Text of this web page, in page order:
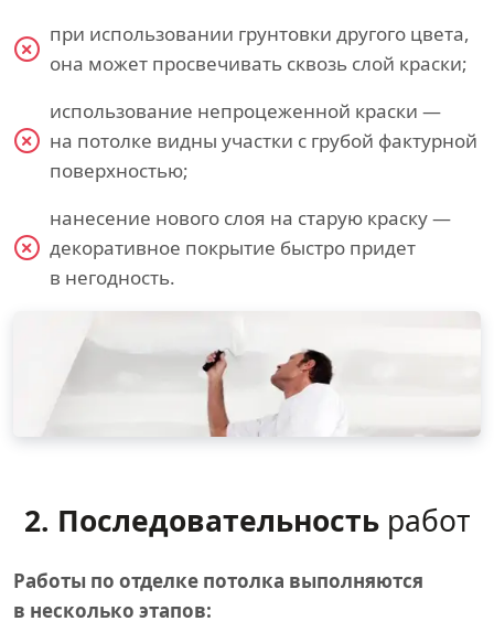
при использовании грунтовки другого цвета,
она может просвечивать сквозь слой краски;
использование непроцеженной краски —
на потолке видны участки с грубой фактурной
поверхностью;
нанесение нового слоя на старую краску —
декоративное покрытие быстро придет
в негодность.
2. Последовательностьработ
Работы по отделке потолка выполняются
в несколько этапов: